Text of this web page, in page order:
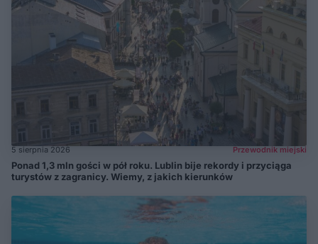
5 sierpnia 2026 Przewodnik miejski
Ponad 1,3 mln gości w pół roku. Lublin bije rekordy i przyciąga
turystów z zagranicy. Wiemy, z jakich kierunków